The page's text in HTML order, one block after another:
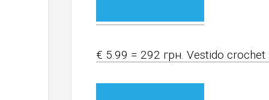
€ 5.99 = 292 грн. Vestido